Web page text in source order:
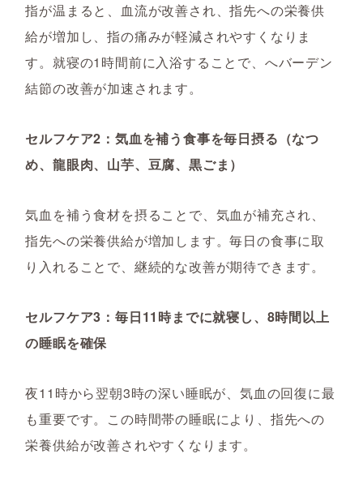
指が温まると、血流が改善され、指先への栄養供
給が増加し、指の痛みが軽減されやすくなりま
す。就寝の1時間前に入浴することで、へバーデン
結節の改善が加速されます。
セルフケア2：気血を補う食事を毎日摂る（なつ
め、龍眼肉、山芋、豆腐、黒ごま）
気血を補う食材を摂ることで、気血が補充され、
指先への栄養供給が増加します。毎日の食事に取
り入れることで、継続的な改善が期待できます。
セルフケア3：毎日11時までに就寝し、8時間以上
の睡眠を確保
夜11時から翌朝3時の深い睡眠が、気血の回復に最
も重要です。この時間帯の睡眠により、指先への
栄養供給が改善されやすくなります。